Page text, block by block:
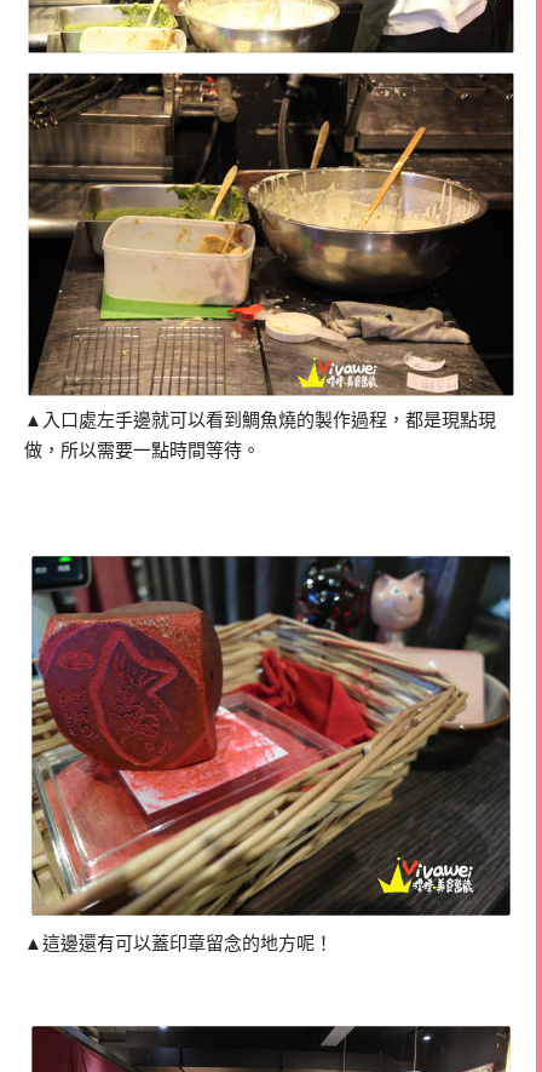
▲入口處左手邊就可以看到鯛魚燒的製作過程，都是現點現
做，所以需要一點時間等待。
▲這邊還有可以蓋印章留念的地方呢！